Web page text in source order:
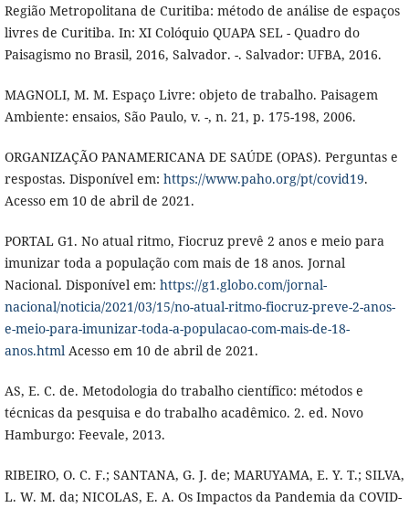
Região Metropolitana de Curitiba: método de análise de espaços
livres de Curitiba. In: XI Colóquio QUAPA SEL - Quadro do
Paisagismo no Brasil, 2016, Salvador. -. Salvador: UFBA, 2016.
MAGNOLI, M. M. Espaço Livre: objeto de trabalho. Paisagem
Ambiente: ensaios, São Paulo, v. -, n. 21, p. 175-198, 2006.
ORGANIZAÇÃO PANAMERICANA DE SAÚDE (OPAS). Perguntas e
respostas. Disponível em: https://www.paho.org/pt/covid19.
Acesso em 10 de abril de 2021.
PORTAL G1. No atual ritmo, Fiocruz prevê 2 anos e meio para
imunizar toda a população com mais de 18 anos. Jornal
Nacional. Disponível em: https://g1.globo.com/jornal-
nacional/noticia/2021/03/15/no-atual-ritmo-fiocruz-preve-2-anos-
e-meio-para-imunizar-toda-a-populacao-com-mais-de-18-
anos.html Acesso em 10 de abril de 2021.
AS, E. C. de. Metodologia do trabalho científico: métodos e
técnicas da pesquisa e do trabalho acadêmico. 2. ed. Novo
Hamburgo: Feevale, 2013.
RIBEIRO, O. C. F.; SANTANA, G. J. de; MARUYAMA, E. Y. T.; SILVA,
L. W. M. da; NICOLAS, E. A. Os Impactos da Pandemia da COVID-